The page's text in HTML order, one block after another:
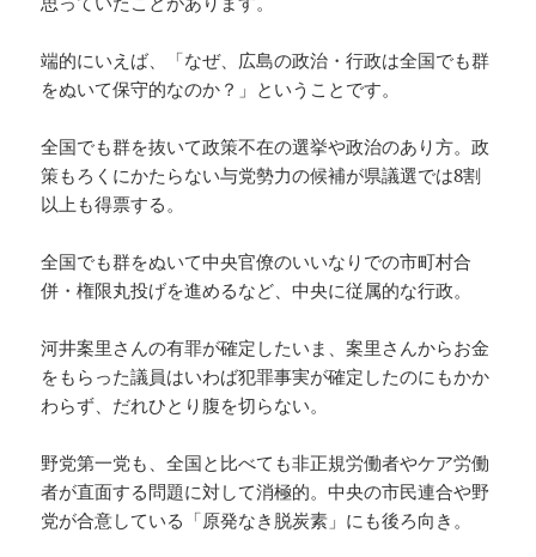
端的にいえば、「なぜ、広島の政治・行政は全国でも群
をぬいて保守的なのか？」ということです。
全国でも群を抜いて政策不在の選挙や政治のあり方。政
策もろくにかたらない与党勢力の候補が県議選では8割
以上も得票する。
全国でも群をぬいて中央官僚のいいなりでの市町村合
併・権限丸投げを進めるなど、中央に従属的な行政。
河井案里さんの有罪が確定したいま、案里さんからお金
をもらった議員はいわば犯罪事実が確定したのにもかか
わらず、だれひとり腹を切らない。
野党第一党も、全国と比べても非正規労働者やケア労働
者が直面する問題に対して消極的。中央の市民連合や野
党が合意している「原発なき脱炭素」にも後ろ向き。